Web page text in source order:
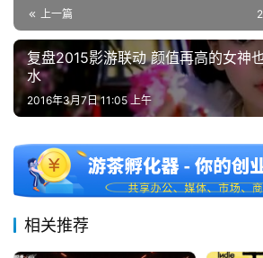
茶
对
接
上
海
站
上一篇
复盘2015影游联动 颜值再高的女神
水
2016年3月7日 11:05 上午
相关推荐